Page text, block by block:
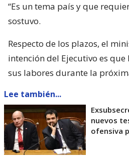
“Es un tema país y que
sostuvo.
Respecto de los plazos, el
intención del Ejecutivo es
sus labores durante la
Lee también...
nuevos
ofensiva